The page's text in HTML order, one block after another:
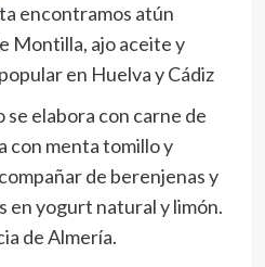
encontramos atún
Montilla, ajo aceite y
en Huelva y Cádiz
se elabora con carne de
con menta tomillo y
de berenjenas y
en yogurt natural y limón.
de Almería.